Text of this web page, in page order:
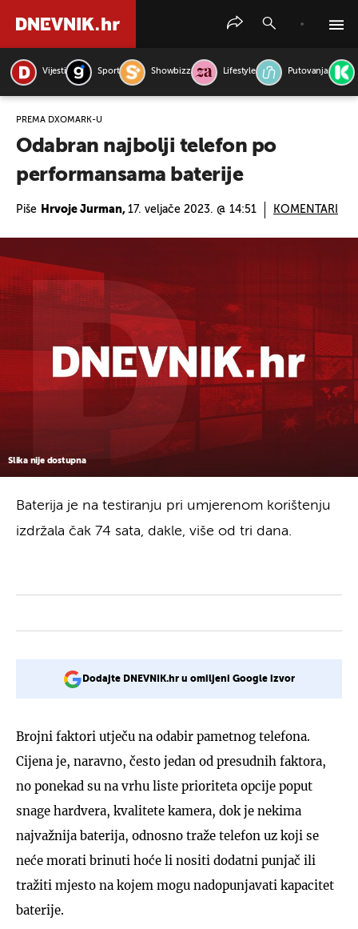
Vijesti Sport Showbizz Lifestyle Putovanja
PREMA DXOMARK-U
Odabran najbolji telefon po
performansama baterije
Piše Hrvoje Jurman, 17. veljače 2023. @ 14:51 KOMENTARI
Slika nije dostupna
Baterija je na testiranju pri umjerenom korištenju
izdržala čak 74 sata, dakle, više od tri dana.
Dodajte DNEVNIK.hr u omiljeni Google izvor
Brojni faktori utječu na odabir pametnog telefona.
Cijena je, naravno, često jedan od presudnih faktora,
no ponekad su na vrhu liste prioriteta opcije poput
snage hardvera, kvalitete kamera, dok je nekima
najvažnija baterija, odnosno traže telefon uz koji se
neće morati brinuti hoće li nositi dodatni punjač ili
tražiti mjesto na kojem mogu nadopunjavati kapacitet
baterije.
PRETRAŽITE VIJESTI